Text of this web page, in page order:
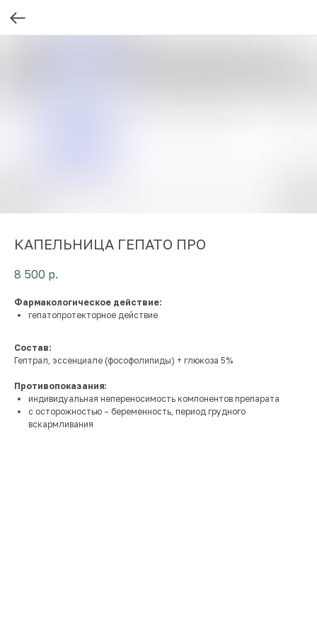
КАПЕЛЬНИЦА ГЕПАТО ПРО
8 500 р.
Фармакологическое действие:
гепатопротекторное действие
Состав:
Гептрал, эссенциале (фософолипиды) + глюкоза 5%
Противопоказания:
индивидуальная непереносимость компонентов препарата
с осторожностью – беременность, период грудного
вскармливания